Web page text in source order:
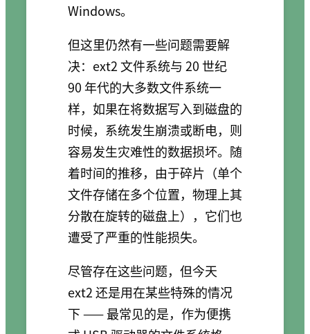
Windows。
但这里仍然有一些问题需要解
决：ext2 文件系统与 20 世纪
90 年代的大多数文件系统一
样，如果在将数据写入到磁盘的
时候，系统发生崩溃或断电，则
容易发生灾难性的数据损坏。随
着时间的推移，由于碎片（单个
文件存储在多个位置，物理上其
分散在旋转的磁盘上），它们也
遭受了严重的性能损失。
尽管存在这些问题，但今天
ext2 还是用在某些特殊的情况
下 —— 最常见的是，作为便携